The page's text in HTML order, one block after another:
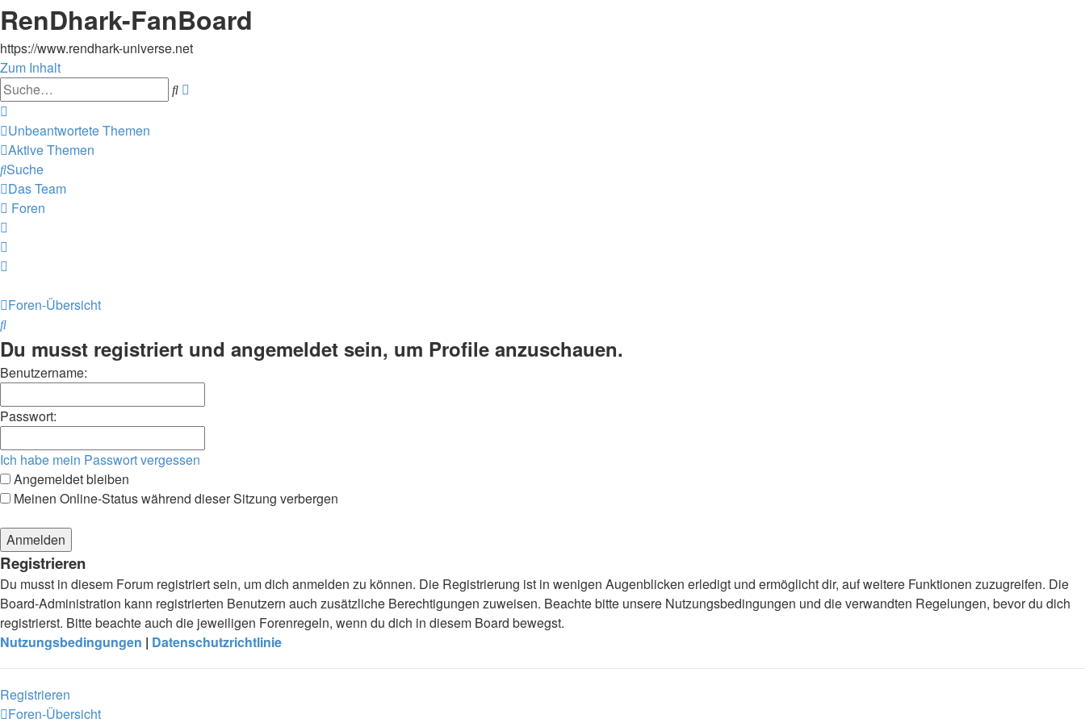
RenDhark-FanBoard
https://www.rendhark-universe.net
Zum Inhalt
Suche
Unbeantwortete Themen
Aktive Themen
Suche
Das Team
Foren
Foren-Übersicht
Suche
Du musst registriert und angemeldet sein, um Profile anzuschauen.
Benutzername:
Passwort:
Ich habe mein Passwort vergessen
Angemeldet bleiben
Meinen Online-Status während dieser Sitzung verbergen
Registrieren
Du musst in diesem Forum registriert sein, um dich anmelden zu können. Die Registrierung ist in wenigen Augenblicken erledigt und ermöglicht dir, auf weitere Funktionen zuzugreifen. Die
Board-Administration kann registrierten Benutzern auch zusätzliche Berechtigungen zuweisen. Beachte bitte unsere Nutzungsbedingungen und die verwandten Regelungen, bevor du dich
registrierst. Bitte beachte auch die jeweiligen Forenregeln, wenn du dich in diesem Board bewegst.
Nutzungsbedingungen | Datenschutzrichtlinie
Registrieren
Foren-Übersicht